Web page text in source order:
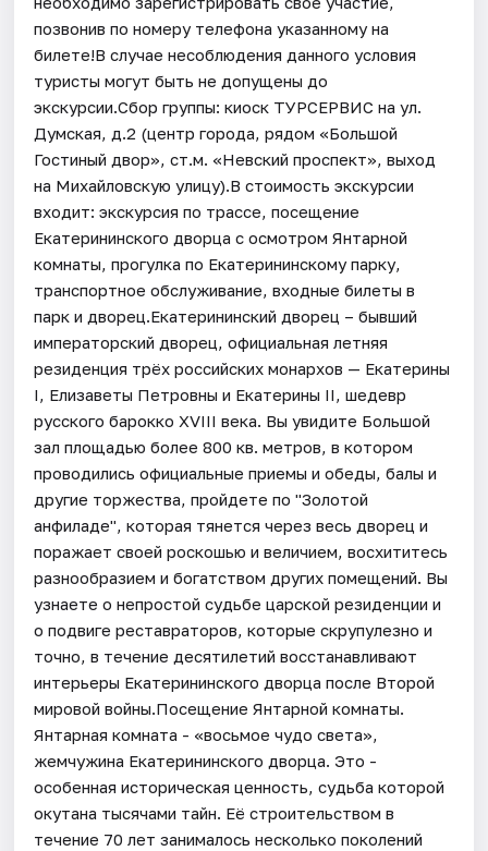
позвонив по номеру телефона указанному на
билете!В случае несоблюдения данного условия
туристы могут быть не допущены до
экскурсии.Сбор группы: киоск ТУРСЕРВИС на ул.
Думская, д.2 (центр города, рядом «Большой
Гостиный двор», ст.м. «Невский проспект», выход
на Михайловскую улицу).В стоимость экскурсии
входит: экскурсия по трассе, посещение
Екатерининского дворца с осмотром Янтарной
комнаты, прогулка по Екатерининскому парку,
транспортное обслуживание, входные билеты в
парк и дворец.Екатерининский дворец – бывший
императорский дворец, официальная летняя
резиденция трёх российских монархов — Екатерины
I, Елизаветы Петровны и Екатерины II, шедевр
русского барокко XVIII века. Вы увидите Большой
зал площадью более 800 кв. метров, в котором
проводились официальные приемы и обеды, балы и
другие торжества, пройдете по "Золотой
анфиладе", которая тянется через весь дворец и
поражает своей роскошью и величием, восхититесь
разнообразием и богатством других помещений. Вы
узнаете о непростой судьбе царской резиденции и
о подвиге реставраторов, которые скрупулезно и
точно, в течение десятилетий восстанавливают
интерьеры Екатерининского дворца после Второй
мировой войны.Посещение Янтарной комнаты.
Янтарная комната - «восьмое чудо света»,
жемчужина Екатерининского дворца. Это -
особенная историческая ценность, судьба которой
окутана тысячами тайн. Её строительством в
течение 70 лет занималось несколько поколений